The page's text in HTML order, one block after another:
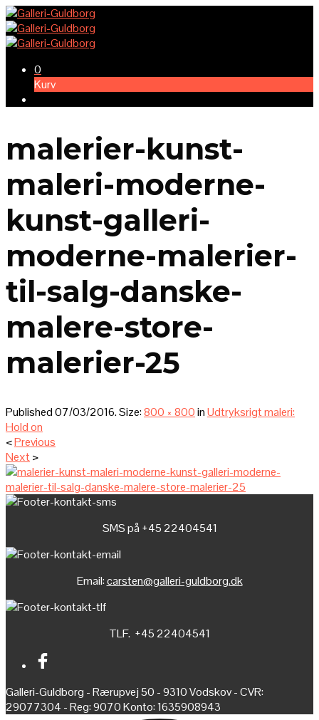
0
Kurv
malerier-kunst-
maleri-moderne-
kunst-galleri-
moderne-malerier-
til-salg-danske-
malere-store-
malerier-25
Published07/03/2016. Size:800 × 800inUdtryksrigt maleri:
Hold on
<Previous
Next>
SMS på +45 22404541
Email:carsten@galleri-guldborg.dk
TLF. +45 22404541
Galleri-Guldborg - Rærupvej 50 - 9310 Vodskov - CVR:
29077304 - Reg: 9070 Konto: 1635908943